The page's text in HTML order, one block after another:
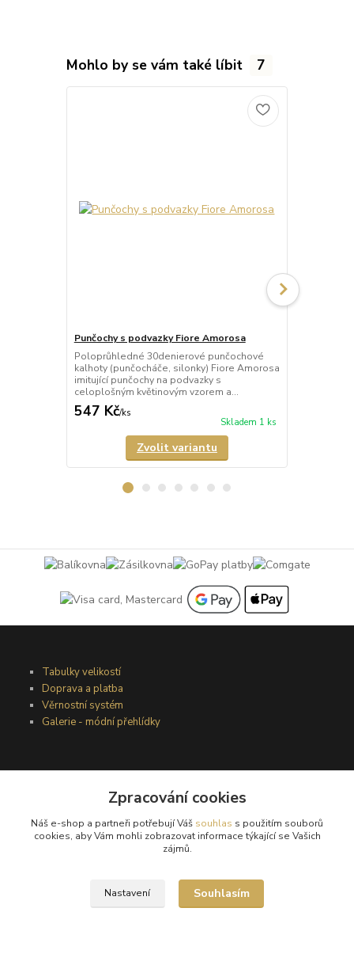
Mohlo by se vám také líbit 7
Punčochy s podvazky Fiore Amorosa
Poloprůhledné 30denierové punčochové
kalhoty (punčocháče, silonky) Fiore Amorosa
imitující punčochy na podvazky s
celoplošným květinovým vzorem a...
547 Kč/ks
Skladem 1 ks
Zvolit variantu
Tabulky velikostí
Doprava a platba
Věrnostní systém
Galerie - módní přehlídky
Obchodní podmínky
Ochrana osobních údajů
Kontakty
Reklamační řád
Zpracování cookies
Náš e-shop a partneři potřebují Váš souhlas s použitím souborů
cookies, aby Vám mohli zobrazovat informace týkající se Vašich
zájmů.
Nastavení Souhlasím